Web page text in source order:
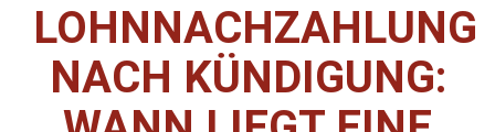
LOHNNACHZAHLUNG
NACH KÜNDIGUNG: